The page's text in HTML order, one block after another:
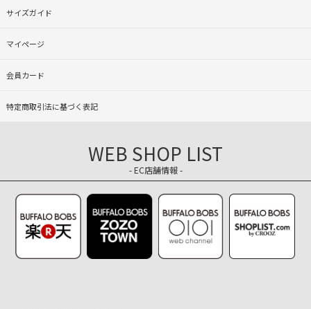
サイズガイド
マイページ
会員カード
特定商取引法に基づく表記
WEB SHOP LIST
- EC店舗情報 -